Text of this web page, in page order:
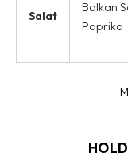
Salat
Balkan
Paprika